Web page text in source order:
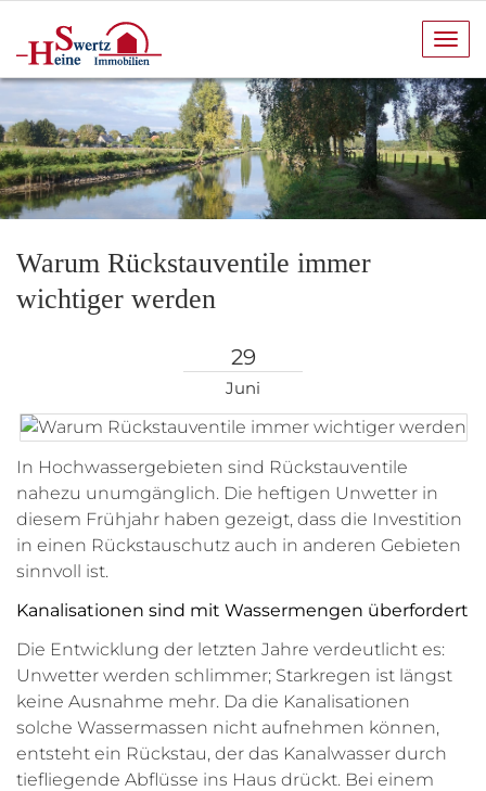
Warum Rückstauventile immer
wichtiger werden
29
Juni
In Hochwassergebieten sind Rückstauventile
nahezu unumgänglich. Die heftigen Unwetter in
diesem Frühjahr haben gezeigt, dass die Investition
in einen Rückstauschutz auch in anderen Gebieten
sinnvoll ist.
Kanalisationen sind mit Wassermengen überfordert
Die Entwicklung der letzten Jahre verdeutlicht es:
Unwetter werden schlimmer; Starkregen ist längst
keine Ausnahme mehr. Da die Kanalisationen
solche Wassermassen nicht aufnehmen können,
entsteht ein Rückstau, der das Kanalwasser durch
tiefliegende Abflüsse ins Haus drückt. Bei einem